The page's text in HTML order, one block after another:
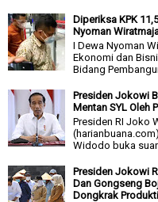
Diperiksa KPK
Nyoman
I Dewa Nyoman
Ekonomi dan
Bidang
Presiden Jokowi
Mentan SYL Oleh
Presiden RI Joko
Widodo buka
Presiden Jokowi
Dan Gongseng
Dongkrak